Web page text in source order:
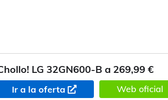
LG 32GN600-B a 269,99 €
Ir a la oferta Web oficial